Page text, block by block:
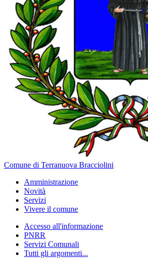
Comune di Terranuova Bracciolini
Amministrazione
Novità
Servizi
Vivere il comune
Accesso all'informazione
PNRR
Servizi Comunali
Tutti gli argomenti...